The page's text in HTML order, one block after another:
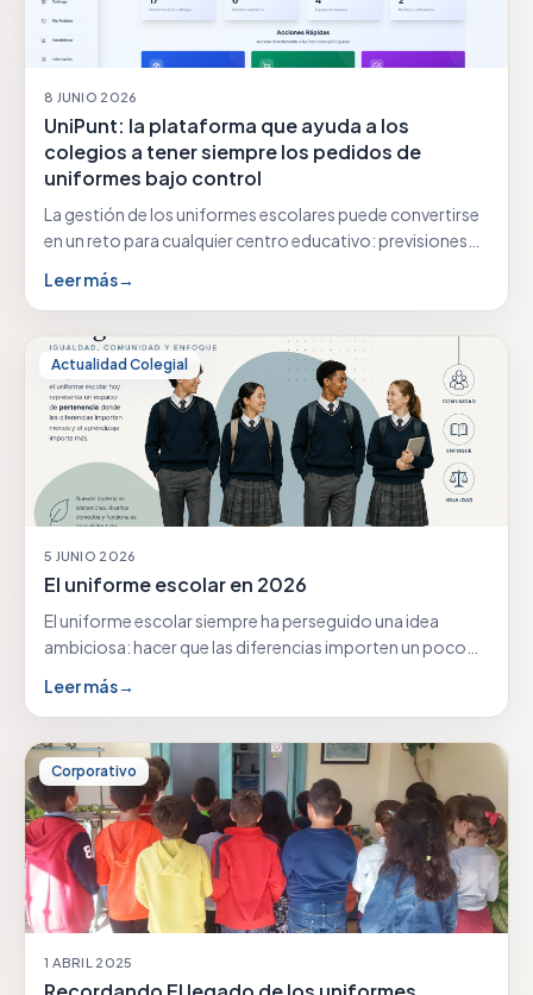
8 JUNIO 2026
UniPunt: la plataforma que ayuda a los
colegios a tener siempre los pedidos de
uniformes bajo control
La gestión de los uniformes escolares puede convertirse
en un reto para cualquier centro educativo: previsiones…
Leer más→
Actualidad Colegial
5 JUNIO 2026
El uniforme escolar en 2026
El uniforme escolar siempre ha perseguido una idea
ambiciosa: hacer que las diferencias importen un poco…
Leer más→
Corporativo
1 ABRIL 2025